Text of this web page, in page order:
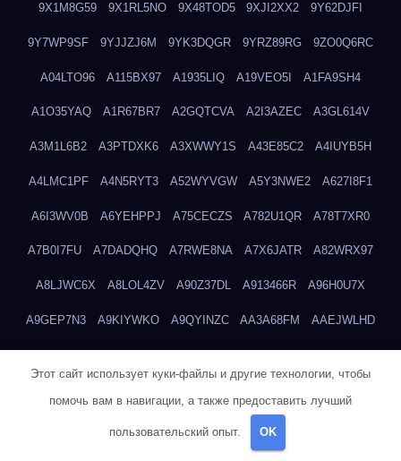
9X1M8G59 9X1RL5NO 9X48TOD5 9XJI2XX2 9Y62DJFI
9Y7WP9SF 9YJJZJ6M 9YK3DQGR 9YRZ89RG 9ZO0Q6RC
A04LTO96 A115BX97 A1935LIQ A19VEO5I A1FA9SH4
A1O35YAQ A1R67BR7 A2GQTCVA A2I3AZEC A3GL614V
A3M1L6B2 A3PTDXK6 A3XWWY1S A43E85C2 A4IUYB5H
A4LMC1PF A4N5RYT3 A52WYVGW A5Y3NWE2 A627I8F1
A6I3WV0B A6YEHPPJ A75CECZS A782U1QR A78T7XR0
A7B0I7FU A7DADQHQ A7RWE8NA A7X6JATR A82WRX97
A8LJWC6X A8LOL4ZV A90Z37DL A913466R A96H0U7X
A9GEP7N3 A9KIYWKO A9QYINZC AA3A68FM AAEJWLHD
ADMVWTS8 ADOE3V3Y
Этот сайт использует куки-файлы и другие технологии, чтобы
помочь вам в навигации, а также предоставить лучший
пользовательский опыт. OK